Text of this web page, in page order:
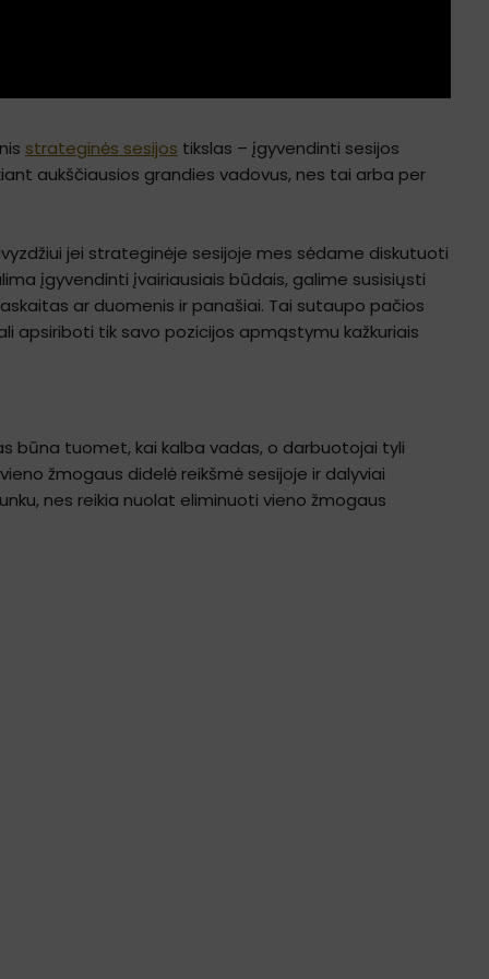
strateginės sesijos tikslas – įgyvendinti sesijos
aukščiausios grandies vadovus, nes tai arba per
jei strateginėje sesijoje mes sėdame diskutuoti
įgyvendinti įvairiausiais būdais, galime susisiųsti
ar duomenis ir panašiai. Tai sutaupo pačios
apsiriboti tik savo pozicijos apmąstymu kažkuriais
būna tuomet, kai kalba vadas, o darbuotojai tyli
žmogaus didelė reikšmė sesijoje ir dalyviai
nes reikia nuolat eliminuoti vieno žmogaus